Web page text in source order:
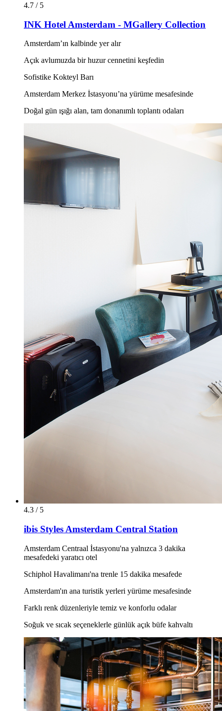
4.7 / 5
INK Hotel Amsterdam - MGallery Collection
Amsterdam’ın kalbinde yer alır
Açık avlumuzda bir huzur cennetini keşfedin
Sofistike Kokteyl Barı
Amsterdam Merkez İstasyonu’na yürüme mesafesinde
Doğal gün ışığı alan, tam donanımlı toplantı odaları
4.3 / 5
ibis Styles Amsterdam Central Station
Amsterdam Centraal İstasyonu'na yalnızca 3 dakika
mesafedeki yaratıcı otel
Schiphol Havalimanı'na trenle 15 dakika mesafede
Amsterdam'ın ana turistik yerleri yürüme mesafesinde
Farklı renk düzenleriyle temiz ve konforlu odalar
Soğuk ve sıcak seçeneklerle günlük açık büfe kahvaltı